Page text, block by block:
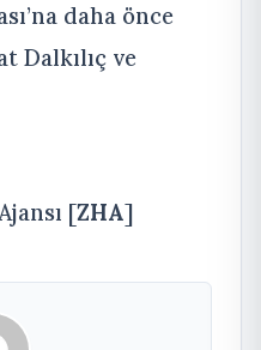
daha önce
Dalkılıç ve
[ZHA]